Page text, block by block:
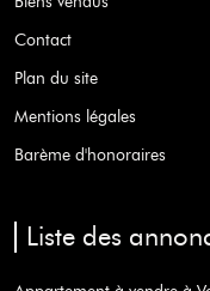
Contact
Plan du site
Mentions légales
Barème d'honoraires
Liste des